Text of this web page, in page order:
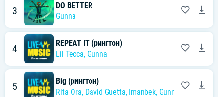
3
DO BETTER
Gunna
4
REPEAT IT (рингтон)
Lil Tecca, Gunna
5
Big (рингтон)
Rita Ora, David Guetta, Imanbek, Gunna